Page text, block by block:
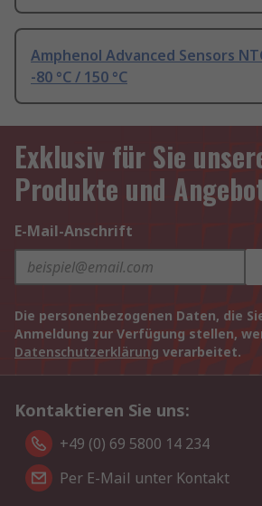
Amphenol Advanced Sensors
-80 °C / 150 °C
Exklusiv für Sie
Produkte und
E-Mail-Anschrift
Die personenbezogenen Daten, die
Anmeldung zur Verfügung stellen,
Datenschutzerklärung verarbeitet.
Kontaktieren Sie uns:
+49 (0) 69 5800 14 234
Per E-Mail unter Kontakt